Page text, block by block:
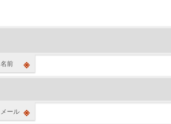
名前 ※
メール ※